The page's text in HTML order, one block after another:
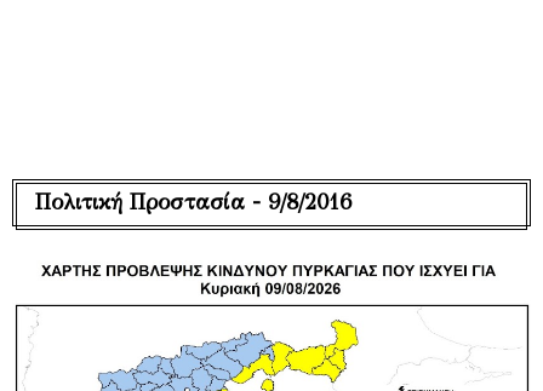
Πολιτική Προστασία - 9/8/2016